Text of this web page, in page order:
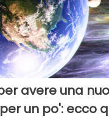
avere una
un po': ecco